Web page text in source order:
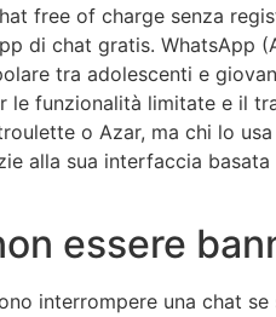
free of charge senza
di chat gratis. WhatsApp
tra adolescenti e
le funzionalità limitate e il
o Azar, ma chi lo
alla sua interfaccia
essere
interrompere una chat